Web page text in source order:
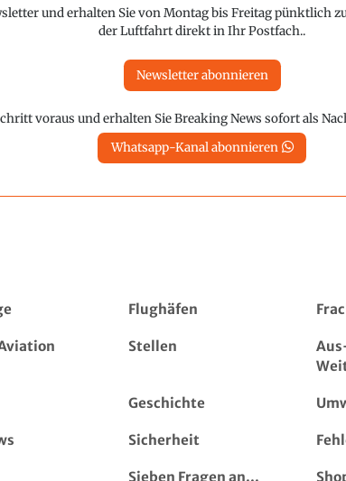
und erhalten Sie von Montag bis Freitag pünktlich
der Luftfahrt direkt in Ihr Postfach..
Newsletter abonnieren
voraus und erhalten Sie Breaking News sofort als
Whatsapp-Kanal abonnieren
Flughäfen
Stellen
Geschichte
Sicherheit
Sieben Fragen an...